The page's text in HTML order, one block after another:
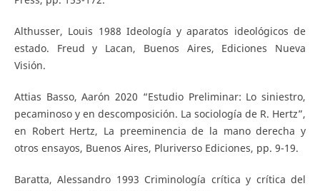
Althusser, Louis 1988 Ideología y aparatos ideológicos de
estado. Freud y Lacan, Buenos Aires, Ediciones Nueva
Visión.
Attias Basso, Aarón 2020 “Estudio Preliminar: Lo siniestro,
pecaminoso y en descomposición. La sociología de R. Hertz”,
en Robert Hertz, La preeminencia de la mano derecha y
otros ensayos, Buenos Aires, Pluriverso Ediciones, pp. 9-19.
Baratta, Alessandro 1993 Criminología crítica y crítica del